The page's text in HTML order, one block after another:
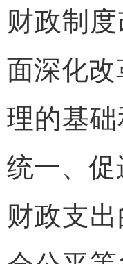
财政制
面深化
理的基
统一、
财政支